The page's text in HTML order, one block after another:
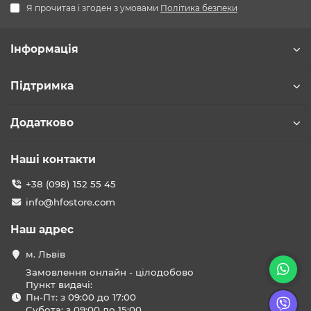
Я прочитав і згоден з умовами Політика безпеки
Інформація
Підтримка
Додатково
Наші контакти
+38 (098) 152 55 45
info@hfostore.com
Наш адрес
м. Львів
Замовлення онлайн - цілодобово
Пункт видачі:
Пн-Пт: з 09:00 до 17:00